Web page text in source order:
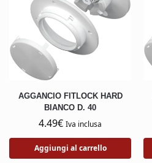
AGGANCIO FITLOCK HARD
BIANCO D. 40
4.49€ Iva inclusa
Aggiungi al carrello